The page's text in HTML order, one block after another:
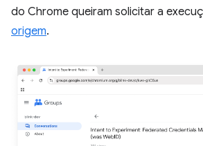
do Chrome queiram solicitar a
origem.